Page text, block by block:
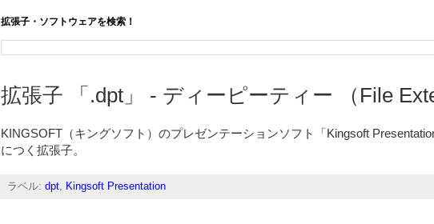
拡張子・ソフトウェアを検索！
拡張子 「.dpt」 - ディーピーティー （File
KINGSOFT（キングソフト）のプレゼンテーションソフト「Kingsoft
につく拡張子。
ラベル: dpt, Kingsoft Presentation